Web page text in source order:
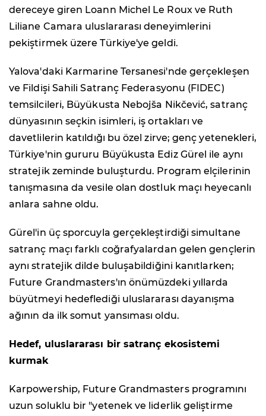
dereceye giren Loann Michel Le Roux ve Ruth
Liliane Camara uluslararası deneyimlerini
pekiştirmek üzere Türkiye'ye geldi.
Yalova'daki Karmarine Tersanesi'nde gerçekleşen
ve Fildişi Sahili Satranç Federasyonu (FIDEC)
temsilcileri, Büyükusta Nebojša Nikčević, satranç
dünyasının seçkin isimleri, iş ortakları ve
davetlilerin katıldığı bu özel zirve; genç yetenekleri,
Türkiye'nin gururu Büyükusta Ediz Gürel ile aynı
stratejik zeminde buluşturdu. Program elçilerinin
tanışmasına da vesile olan dostluk maçı heyecanlı
anlara sahne oldu.
Gürel'in üç sporcuyla gerçekleştirdiği simultane
satranç maçı farklı coğrafyalardan gelen gençlerin
aynı stratejik dilde buluşabildiğini kanıtlarken;
Future Grandmasters'ın önümüzdeki yıllarda
büyütmeyi hedeflediği uluslararası dayanışma
ağının da ilk somut yansıması oldu.
Hedef, uluslararası bir satranç ekosistemi
kurmak
Karpowership, Future Grandmasters programını
uzun soluklu bir "yetenek ve liderlik geliştirme